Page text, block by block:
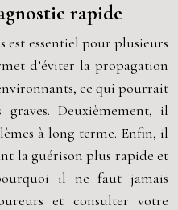
rapide
essentiel pour plusieurs
d’éviter la propagation
ce qui pourrait
Deuxièmement, il
à long terme. Enfin, il
la guérison plus rapide et
il ne faut jamais
et consulter votre